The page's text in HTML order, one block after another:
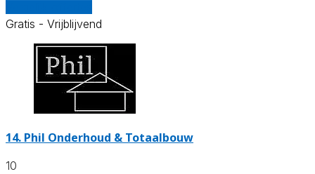
Gratis - Vrijblijvend
14. Phil Onderhoud & Totaalbouw
10